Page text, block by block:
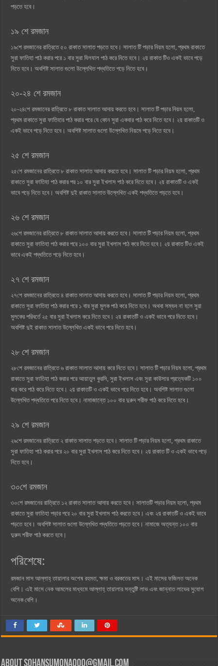
পড়তে হবে।
১৯ শে রমজান
১৯শে রমজানের রাত্রিতে ৫০ রাকাত সালাত পড়তে হবে। সালাত টি পড়ার নিয়ম হলো, প্রথম রাকাতে
সুরা ফাতিহা পাঠ করার পরে ১ বার সুরা যিলযাল পাঠ করে নিতে হবে। ২য় রাকাত টিও একই ভাবে পড়ে
নিতে হবে। অবশিষ্ট সালাত গুলো উল্লেখিত পদ্ধতিতে পড়ে নিতে হবে।
২০-২৪ শে রমজান
২০-২৪শে রমজানের রাত্রিতে ৮ রাকাত সালাত আদায় করতে হবে। সালাত টি পড়ার নিয়ম হলো,
প্রথম রাকাতে সুরা ফাতিহার পাঠ করার পরে যে কোন সুরা একবার পাঠ করে নিতে হবে। ২য় রাকাতটি ও
একই ভাবে পড়ে নিতে হবে। অবশিষ্ট সালাত গুলো উল্লেখিত নিয়মে পড়ে নিতে হবে।
২৫ শে রমজান
২৫শে রমজানের রাত্রিতে ৮ রাকাত সালাত আদায় করতে হবে। সালাত টি পড়ার নিয়ম হলো, প্রথম
রাকাতে সুরা ফাতিহা পাঠ করার পর ১০ বার সুরা ইখলাস পাঠ করে নিতে হবে। ২য় রাকাতটি ও একই
ভাবে পড়ে নিতে হবে। অবশিষ্ট দুই রাকাত সালাত উল্লেখিত একই পদ্ধতিতে পড়তে হবে।
২৬ শে রমজান
২৬শে রমজানের রাত্রিতে ৮ রাকাত সালাত আদায় করতে হবে। সালাত টি পড়ার নিয়ম হলো, প্রথম
রাকাতে সুরা ফাতিহা পাঠ করার পরে ১০০ বার সুরা ইখলাস পাঠ করে নিতে হবে। ২য় রাকাত টিও একই
ভাবে একই পদ্ধতিতে পড়ে নিতে হবে।
২৭ শে রমজান
২৭শে রমজানের রাত্রিতে ৪ রাকাত সালাত আদায় করতে হবে। সালাত টি পড়ার নিয়ম হলো, প্রথম
রাকাতে সুরা ফাতিহা পাঠ করার পরে ১ বার সুরা মুলক পাঠ করে নিতে হবে। অথবা সম্ভব না হলে সুরা
মুলকের পরিবর্তে ২৫ বার সুরা ইখলাস করে নিতে হবে। ২য় রাকাতটি ও একই ভাবে পরে নিতে হবে।
অবশিষ্ট দুই রাকাত সালাত উল্লেখিত একই ভাবে পরে নিতে হবে।
২৮ শে রমজান
২৮শে রমজানের রাত্রিতে ৬ রাকাত সালাত আদায় করে নিতে হবে। সালাত টি পড়ার নিয়ম হলো, প্রথম
রাকাতে সুরা ফাতিহা পাঠ করার পরে আয়াতুল কুরসি, সুরা ইখলাস এবং সুরা কাউসার প্রত্যেকটি ১০০
বার করে পাঠ করে নিতে হবে। ২য় রাকাতটি ও একই ভাবে পরে নিতে হবে। অবশিষ্ট সালাত গুলো
উল্লেখিত পদ্ধতিতে পরে নিতে হবে। নামাজান্তে ১০০ বার দুরুদ শরীফ পাঠ করে নিতে হবে।
২৯ শে রমজান
২৯শে রমজানের রাত্রিতে ২ রাকাত সালাত পড়তে হবে। সালাত টি পড়ার নিয়ম হলো, প্রথম রাকাতে
সুরা ফাতিহা পাঠ করার পরে ২০ বার সুরা ইখলাস পাঠ করে নিতে হবে। ২য় রাকাত টি ও একই ভাবে পড়ে
নিতে হবে।
৩০শে রমজান
৩০শে রমজানের রাত্রিতে ১২ রাকাত সালাত আদায় করতে হবে। সালাতটি পড়ার নিয়ম হলো, প্রথম
রাকাতে সুরা ফাতিহা পড়ার পরে ২০ বার সুরা ইখলাস পাঠ করতে হবে। এবং ২য় রাকাতটি ও একই ভাবে
পড়তে হবে। অবশিষ্ট সালাত গুলো উল্লেখিত পদ্ধতিতে পড়তে হবে। নামাজে অত্যন্ত ১০০ বার
দুরুদ শরীফ পাঠ করতে হবে।
পরিশেষে:
রমজান মাস আল্লাহ্ তায়ালার অশেষ রহমত, ক্ষমা ও বরকতের মাস। এই মাসের ফজিলত অনেক
বেশি। এই মাসে নেক আমলের মাধ্যমে আল্লাহ্ তায়ালার সন্তুষ্টি লাভ এবং জান্নাত লাভের সুযোগ
অনেক বেশি।